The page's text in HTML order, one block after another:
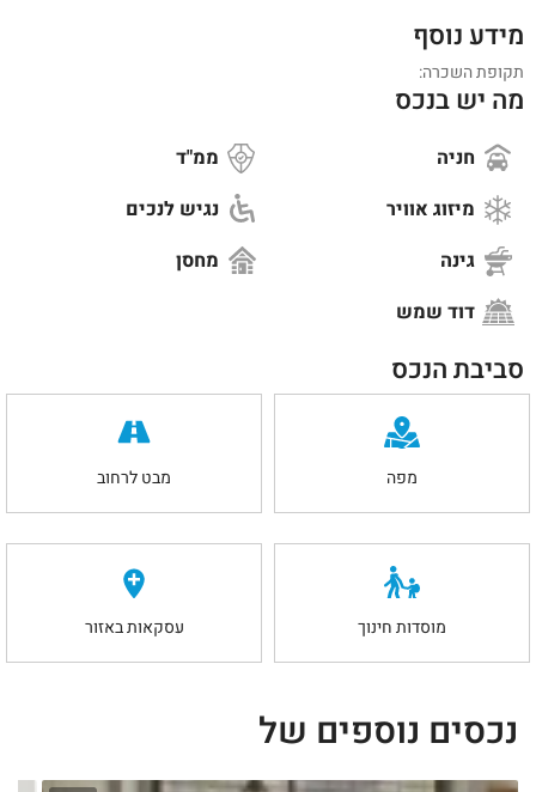
מידע נוסף
תקופת השכרה:
מה יש בנכס
חניה
ממ"ד
מיזוג אוויר
נגיש לנכים
גינה
מחסן
דוד שמש
סביבת הנכס
מפה מבט לרחוב
מוסדות חינוך עסקאות באזור
נכסים נוספים של